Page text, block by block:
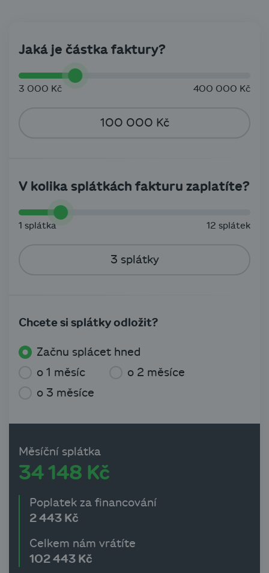
Jaká je částka faktury?
3 000 Kč 400 000 Kč
V kolika splátkách fakturu zaplatíte?
1 splátka 12 splátek
Chcete si splátky odložit?
Začnu splácet hned
o 1 měsíc
o 2 měsíce
o 3 měsíce
Měsíční splátka
34 148 Kč
Poplatek za financování
2 443 Kč
Celkem nám vrátíte
102 443 Kč